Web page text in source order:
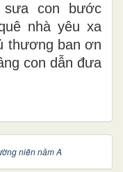
con bước
nhà yêu xa
thương ban ơn
con dẫn đưa
niên năm A